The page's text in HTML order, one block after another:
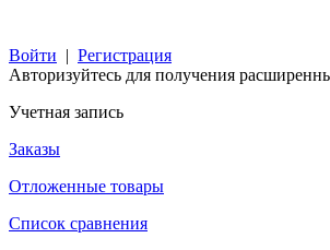
Войти | Регистрация
Авторизуйтесь для получения
Учетная запись
Заказы
Отложенные товары
Список сравнения